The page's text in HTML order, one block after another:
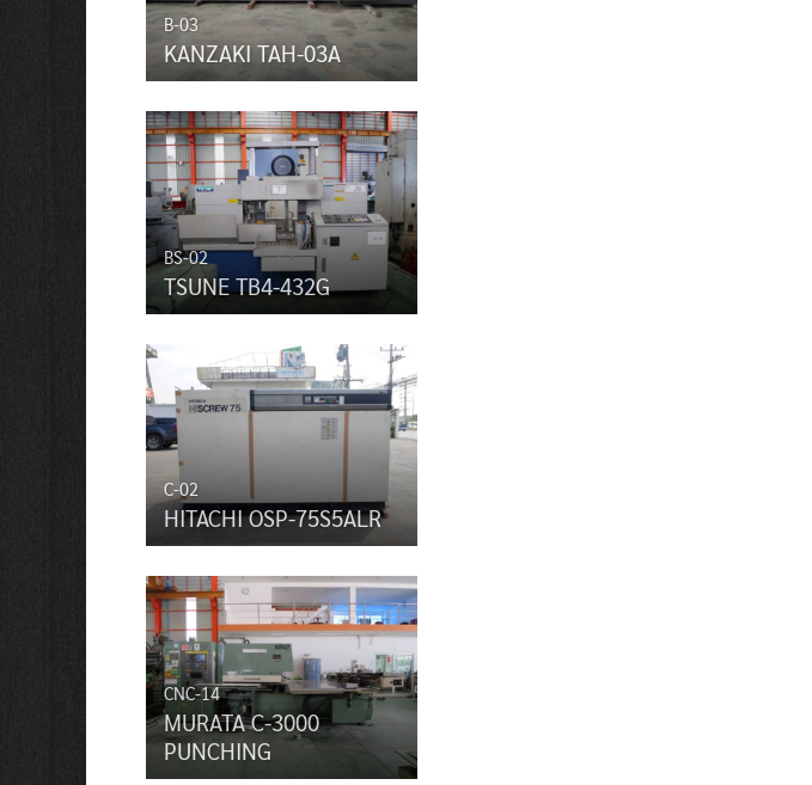
B-03
KANZAKI TAH-03A
BS-02
TSUNE TB4-432G
C-02
HITACHI OSP-75S5ALR
CNC-14
MURATA C-3000
PUNCHING